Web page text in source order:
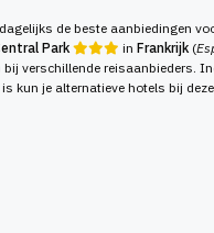
de beste aanbiedingen
Park
in Frankrijk (
bij verschillende reisaanbieders.
kun je alternatieve hotels bij